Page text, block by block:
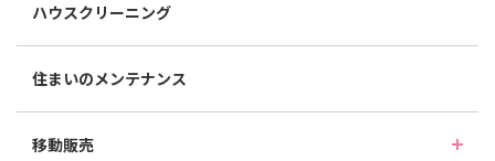
ハウスクリーニング
住まいのメンテナンス
移動販売